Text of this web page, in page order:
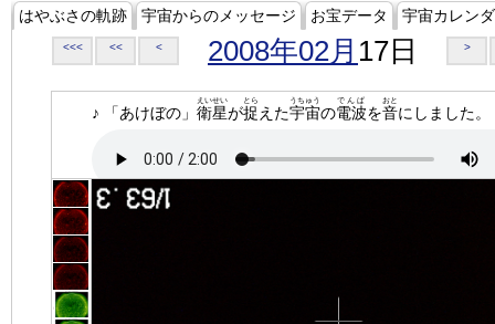
はやぶさの軌跡 宇宙からのメッセージ お宝データ 宇宙カレン
<<< << < 2008年02月 17日 >
♪ 「あけぼの」 衛星
えいせい
が捉
とら
えた宇宙
うちゅう
の電波
でんぱ
を音
おと
にしました。